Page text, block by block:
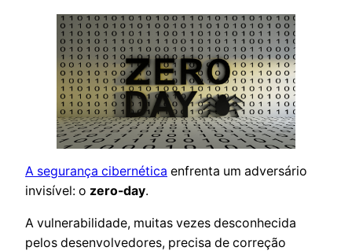
A segurança cibernética enfrenta um adversário
invisível: o zero-day.
A vulnerabilidade, muitas vezes desconhecida
pelos desenvolvedores, precisa de correção